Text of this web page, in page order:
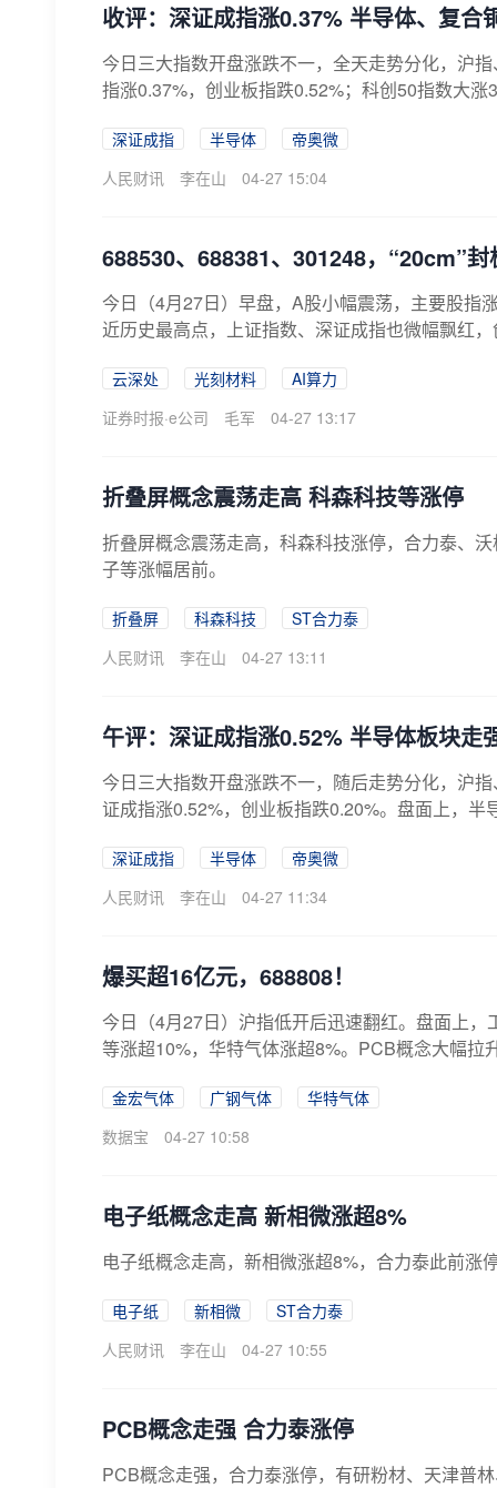
收评：深证成指涨0.37% 半导体、复合
今日三大指数开盘涨跌不一，全天走势分化，沪
指涨0.37%，创业板指跌0.52%；科创50指数大
深证成指 半导体
帝奥微
人民财讯
李在山 04-27 15:04
688530、688381、301248，“20cm”
今日（4月27日）早盘，A股小幅震荡，主要股指
近历史最高点，上证指数、深证成指也微幅飘红
云深处 光刻材料
AI算力
证券时报·e公司
毛军 04-27 13:17
折叠屏概念震荡走高 科森科技等涨停
折叠屏概念震荡走高，科森科技涨停，合力泰、
子等涨幅居前。
折叠屏 科森科技
ST合力泰
人民财讯
李在山 04-27 13:11
午评：深证成指涨0.52% 半导体板块走
今日三大指数开盘涨跌不一，随后走势分化，沪
证成指涨0.52%，创业板指跌0.20%。盘面上，
深证成指 半导体
帝奥微
人民财讯
李在山 04-27 11:34
爆买超16亿元，688808！
今日（4月27日）沪指低开后迅速翻红。盘面上
等涨超10%，华特气体涨超8%。PCB概念大幅拉
金宏气体 广钢气体
华特气体
数据宝
04-27 10:58
电子纸概念走高 新相微涨超8%
电子纸概念走高，新相微涨超8%，合力泰此前
电子纸 新相微
ST合力泰
人民财讯
李在山 04-27 10:55
PCB概念走强 合力泰涨停
PCB概念走强，合力泰涨停，有研粉材、天津普